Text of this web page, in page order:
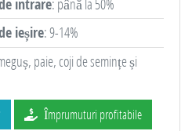
ieșire: 9-14%
paie, coji de semințe și
Împrumuturi profitabile